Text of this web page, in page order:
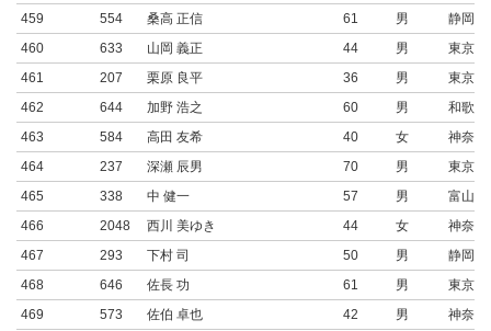
459
554 桑高 正信 61 男
静岡県
460
633 山岡 義正 44 男
東京都
461
207 栗原 良平 36 男
東京都
462
644 加野 浩之 60 男
和歌山
463
584 高田 友希 40 女
神奈川
464
237 深瀬 辰男 70 男
東京都
465
338 中 健一 57 男
富山県
466
2048 西川 美ゆき 44 女
神奈川
467
293 下村 司 50 男
静岡県
468
646 佐長 功 61 男
東京都
469
573 佐伯 卓也 42 男
神奈川